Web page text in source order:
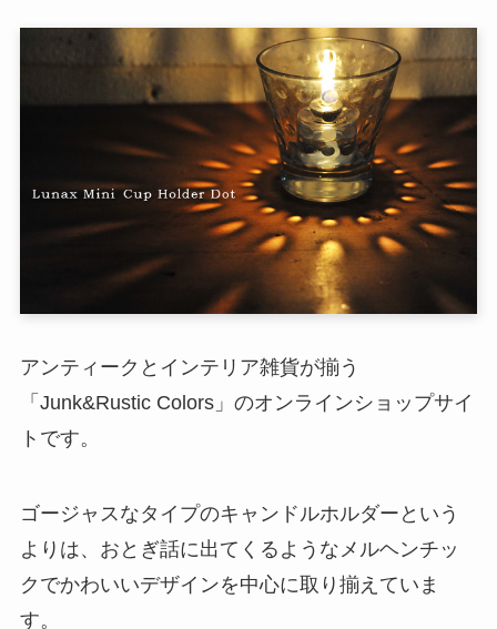
アンティークとインテリア雑貨が揃う
「Junk&Rustic Colors」のオンラインショップサイ
トです。
ゴージャスなタイプのキャンドルホルダーという
よりは、おとぎ話に出てくるようなメルヘンチッ
クでかわいいデザインを中心に取り揃えていま
す。